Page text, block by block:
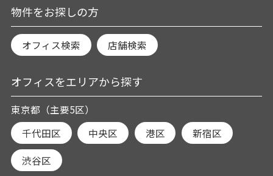
物件をお探しの方
オフィス検索 店舗検索
オフィスをエリアから探す
東京都（主要5区）
千代田区
中央区 港区 新宿区
渋谷区